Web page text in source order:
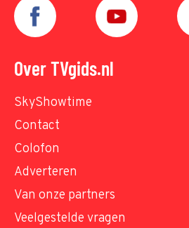
Over TVgids.nl
SkyShowtime
Contact
Colofon
Adverteren
Van onze partners
Veelgestelde vragen